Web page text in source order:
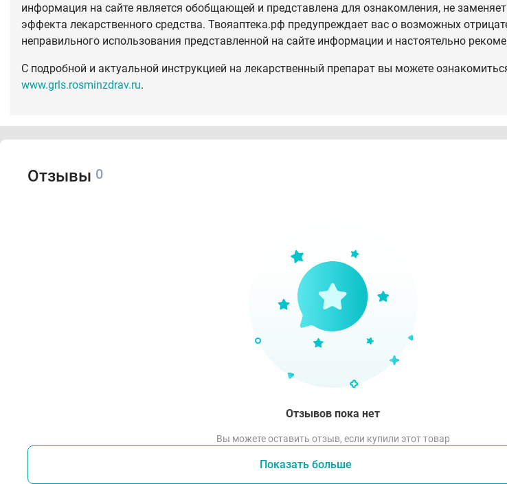
информация на сайте является обобщающей и представлена для ознакомления, не
эффекта лекарственного средства. Твояаптека.рф предупреждает вас о возможных
неправильного использования представленной на сайте информации и настоятельно
С подробной и актуальной инструкцией на лекарственный препарат вы можете
www.grls.rosminzdrav.ru.
Отзывы 0
Отзывов пока нет
Вы можете оставить отзыв, если купили этот товар
Показать больше